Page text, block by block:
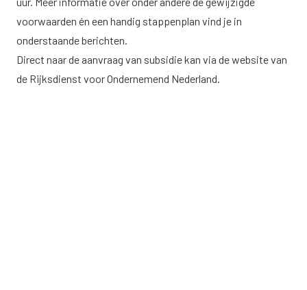
voorwaarden én een handig stappenplan vind je in
onderstaande berichten.
Direct naar de aanvraag van subsidie kan via dewebsite van
de Rijksdienst voor Ondernemend Nederland.